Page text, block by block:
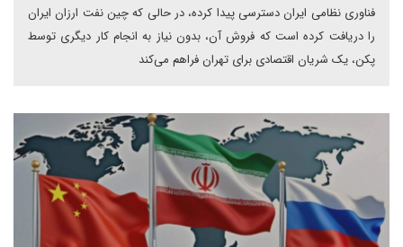
فناوری نظامی ایران دسترسی پیدا کرده، در حالی که چین نفت ارزان ایران
را دریافت کرده است که فروش آن، بدون نیاز به انجام کار دیگری توسط
پکن، یک شریان اقتصادی برای تهران فراهم می‌کند